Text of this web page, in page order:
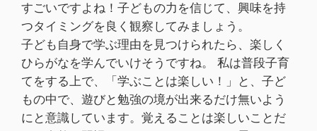
すごいですよね！子どもの力を信じて、興味を持
つタイミングを良く観察してみましょう。
子ども自身で学ぶ理由を見つけられたら、楽しく
ひらがなを学んでいけそうですね。 私は普段子育
てをする上で、「学ぶことは楽しい！」と、子ど
もの中で、遊びと勉強の境が出来るだけ無いよう
にと意識しています。覚えることは楽しいことだ